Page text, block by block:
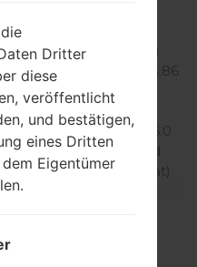
2015
millimeter (0.39 Zoll)
x 76.1 millimeter (5.86
3.00 Zoll)
gramm (5.47 unzen)
5.1.1 (Lollipop), 6.0
planned
to 7.0 (Neinugat)
MSM8992
Dritter
diese
veröffentlicht
und bestätigen,
eines Dritten
Eigentümer